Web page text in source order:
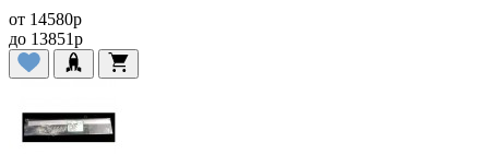
от 14580p
до 13851p